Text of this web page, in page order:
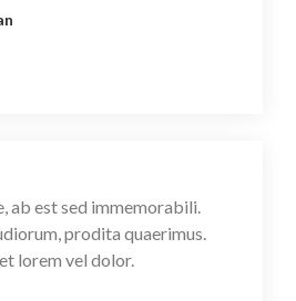
ab est sed immemorabili.
prodita quaerimus.
lorem vel dolor.